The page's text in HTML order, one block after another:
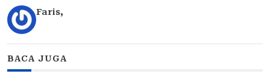
Faris,
BACA JUGA